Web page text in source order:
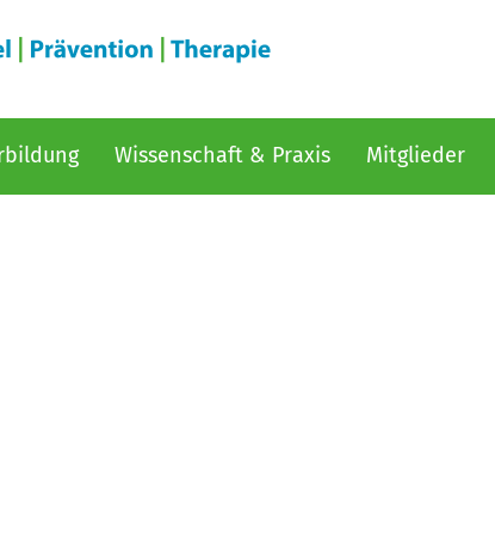
Wissenschaft & Praxis Mitglieder